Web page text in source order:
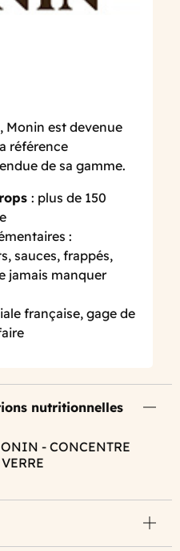
Monin est devenue
référence
de sa gamme.
: plus de 150
:
sauces, frappés,
jamais manquer
française, gage de
nutritionnelles
- CONCENTRE